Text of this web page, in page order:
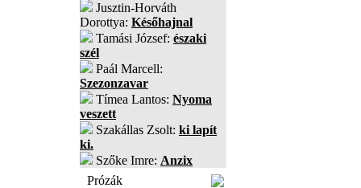
Jusztin-Horváth
Dorottya: Későhajnal
Tamási József: északi
szél
Paál Marcell:
Szezonzavar
Tímea Lantos: Nyoma
veszett
Szakállas Zsolt: ki lapít
ki.
Szőke Imre: Anzix
Prózák